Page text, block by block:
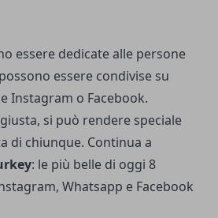
essere dedicate alle persone
essere condivise su
Instagram o Facebook.
si può rendere speciale
di chiunque. Continua a
: le più belle di oggi 8
Whatsapp e Facebook